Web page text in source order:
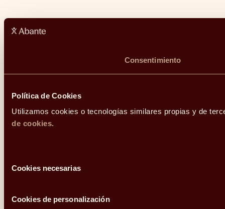
Consentimiento
Política de Cookies
Utilizamos cookies o tecnologías similares propias y de
de cookies.
deCookies necesarias
Cookies de personalización